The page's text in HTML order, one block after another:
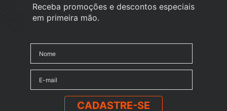
Receba promoções e descontos especiais
em primeira mão.
CADASTRE-SE